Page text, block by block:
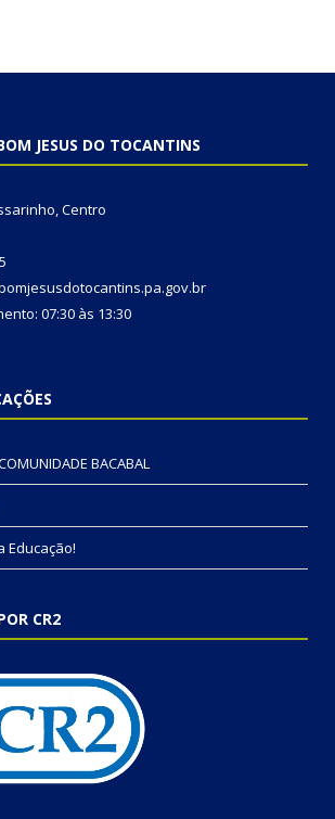
JESUS DO TOCANTINS
Centro
07:30 às 13:30
BACABAL
Educação!
CR2